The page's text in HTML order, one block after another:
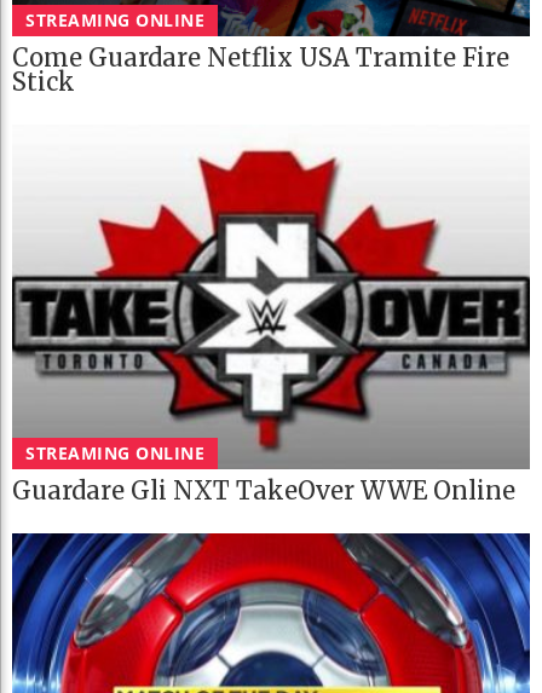
STREAMING ONLINE
Come Guardare Netflix USA Tramite Fire
Stick
STREAMING ONLINE
Guardare Gli NXT TakeOver WWE Online